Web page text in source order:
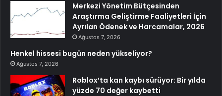
Merkezi Yönetim Bütçesinden
Araştırma Geliştirme Faaliyetleri İçin
Ayrılan Ödenek ve Harcamalar, 2026
Ağustos 7, 2026
Henkel hissesi bugün neden yükseliyor?
Ağustos 7, 2026
Roblox’ta kan kaybı sürüyor: Bir yılda
yüzde 70 değer kaybetti